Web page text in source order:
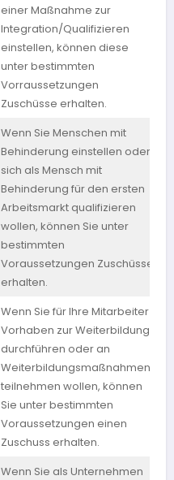
einer Maßnahme zur
Integration/Qualifizieren
einstellen, können diese
unter bestimmten
Vorraussetzungen
Zuschüsse erhalten.
Wenn Sie Menschen mit
Behinderung einstellen oder
sich als Mensch mit
Behinderung für den ersten
Arbeitsmarkt qualifizieren
wollen, können Sie unter
bestimmten
Voraussetzungen Zuschüsse
erhalten.
Wenn Sie für Ihre Mitarbeiter
Vorhaben zur Weiterbildung
durchführen oder an
Weiterbildungsmaßnahmen
teilnehmen wollen, können
Sie unter bestimmten
Voraussetzungen einen
Zuschuss erhalten.
Wenn Sie als Unternehmen